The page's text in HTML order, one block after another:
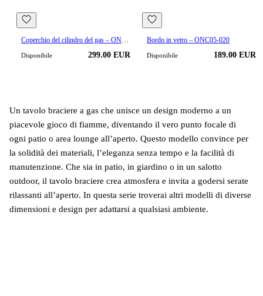
Disponibile 299.00 EUR
Bordo in vetro – ONC05-020
Disponibile 189.00 EUR
Un tavolo braciere a gas che unisce un design moderno a un
piacevole gioco di fiamme, diventando il vero punto focale di
ogni patio o area lounge all’aperto. Questo modello convince per
la solidità dei materiali, l’eleganza senza tempo e la facilità di
manutenzione. Che sia in patio, in giardino o in un salotto
outdoor, il tavolo braciere crea atmosfera e invita a godersi serate
rilassanti all’aperto. In questa serie troverai altri modelli di diverse
dimensioni e design per adattarsi a qualsiasi ambiente.